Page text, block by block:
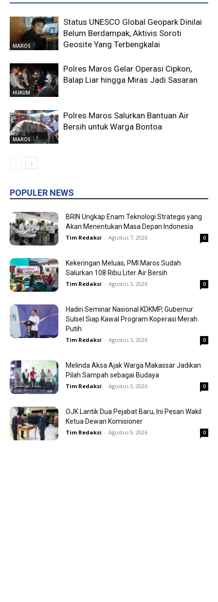
MAROS
Status UNESCO Global Geopark Dinilai
Belum Berdampak, Aktivis Soroti
Geosite Yang Terbengkalai
HUKUM
Polres Maros Gelar Operasi Cipkon,
Balap Liar hingga Miras Jadi Sasaran
MAROS
Polres Maros Salurkan Bantuan Air
Bersih untuk Warga Bontoa
POPULER NEWS
BRIN Ungkap Enam Teknologi Strategis yang
Akan Menentukan Masa Depan Indonesia
Tim Redaksi - Agustus 7, 2026 0
Kekeringan Meluas, PMI Maros Sudah
Salurkan 108 Ribu Liter Air Bersih
Tim Redaksi - Agustus 3, 2026 0
Hadiri Seminar Nasional KDKMP, Gubernur
Sulsel Siap Kawal Program Koperasi Merah
Putih
Tim Redaksi - Agustus 5, 2026 0
Melinda Aksa Ajak Warga Makassar Jadikan
Pilah Sampah sebagai Budaya
Tim Redaksi - Agustus 3, 2026 0
OJK Lantik Dua Pejabat Baru, Ini Pesan Wakil
Ketua Dewan Komisioner
Tim Redaksi - Agustus 9, 2026 0